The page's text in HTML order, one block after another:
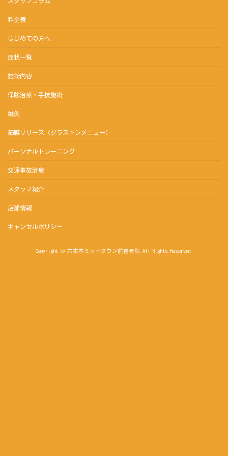
料金表
はじめての方へ
症状一覧
施術内容
保険治療・手技施術
鍼灸
筋膜リリース（グラストンメニュー）
パーソナルトレーニング
交通事故治療
スタッフ紹介
店舗情報
キャンセルポリシー
Copyright © 六本木ミッドタウン前整骨院 All Rights Reserved.